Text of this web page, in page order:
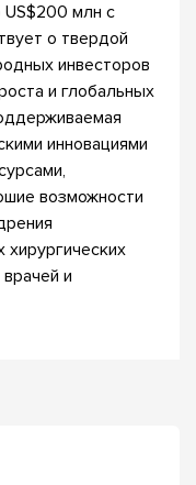
US$200 млн с
о твердой
инвесторов
и глобальных
инновациями
возможности
и